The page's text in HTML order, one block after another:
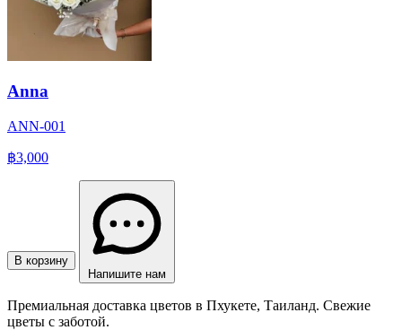
Anna
ANN-001
฿3,000
В корзину
Напишите нам
Премиальная доставка цветов в Пхукете, Таиланд. Свежие
цветы с заботой.